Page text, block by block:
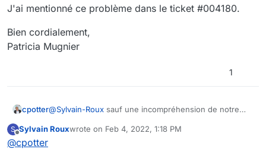
J'ai mentionné ce problème dans le ticket #004180.
Bien cordialement,
Patricia Mugnier
1
cpotter@Sylvain-Roux sauf une incompréhension de notre
remonté un problème de ce type. Pouvez vous ouvrir
S
Offline
Sylvain Rouxwrote on Feb 4, 2022, 1:18 PM
last edited by
@cpotter